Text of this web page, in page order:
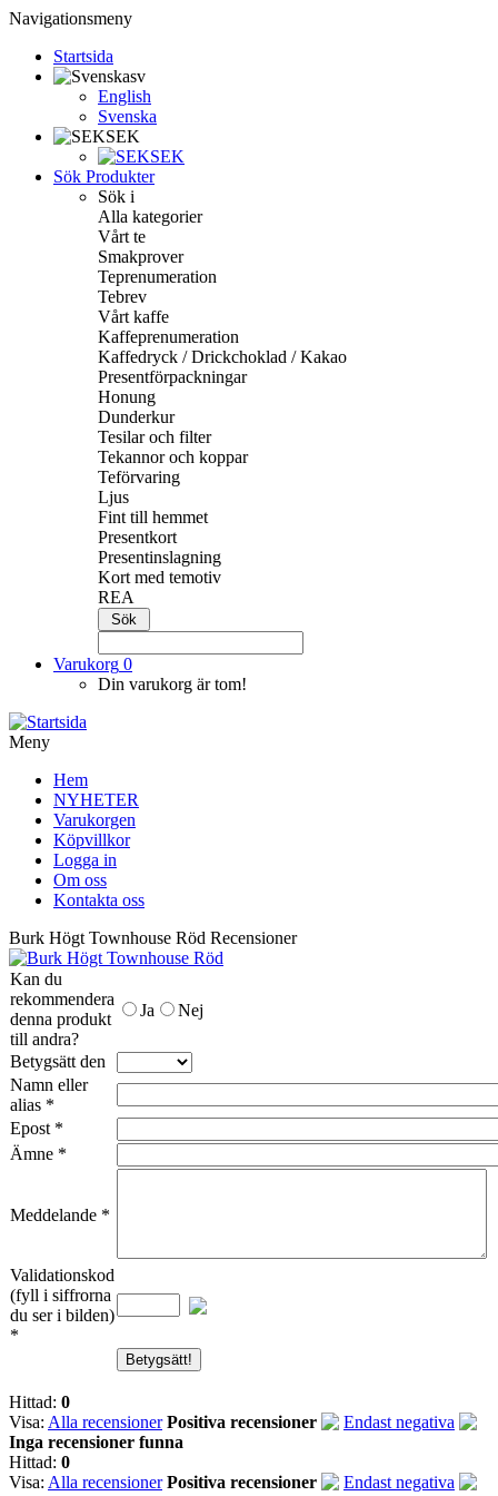
Navigationsmeny
Startsida
sv
English
Svenska
SEK
SEK
Sök Produkter
Sök i
Alla kategorier
Vårt te
Smakprover
Teprenumeration
Tebrev
Vårt kaffe
Kaffeprenumeration
Kaffedryck / Drickchoklad / Kakao
Presentförpackningar
Honung
Dunderkur
Tesilar och filter
Tekannor och koppar
Teförvaring
Ljus
Fint till hemmet
Presentkort
Presentinslagning
Kort med temotiv
REA
Varukorg 0
Din varukorg är tom!
Meny
Hem
NYHETER
Varukorgen
Köpvillkor
Logga in
Om oss
Kontakta oss
Burk Högt Townhouse Röd Recensioner
Kan du
rekommendera
denna produkt
till andra?
Ja Nej
Betygsätt den
Namn eller
alias *
Epost *
Ämne *
Meddelande *
Validationskod
(fyll i siffrorna
du ser i bilden)
*
Hittad: 0
Visa: Alla recensioner Positiva recensioner
Endast negativa
Inga recensioner funna
Hittad: 0
Visa: Alla recensioner Positiva recensioner Endast negativa